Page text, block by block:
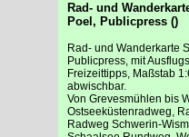
Rad- und
Poel, Publicpress ()
Rad- und Wanderkarte
Publicpress, mit
Freizeittipps, Maßstab
abwischbar.
Von Grevesmühlen bis
Ostseeküstenradweg,
Radweg Schwerin-